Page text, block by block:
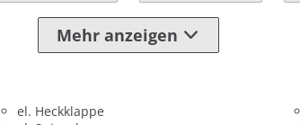
Mehr anzeigen
el. Heckklappe